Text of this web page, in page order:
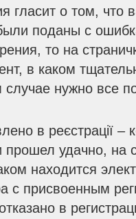
гласит о том, что
поданы с
то на
в каком
нужно все
в реєстрації –
прошел удачно, на
находится
с присвоенным
в